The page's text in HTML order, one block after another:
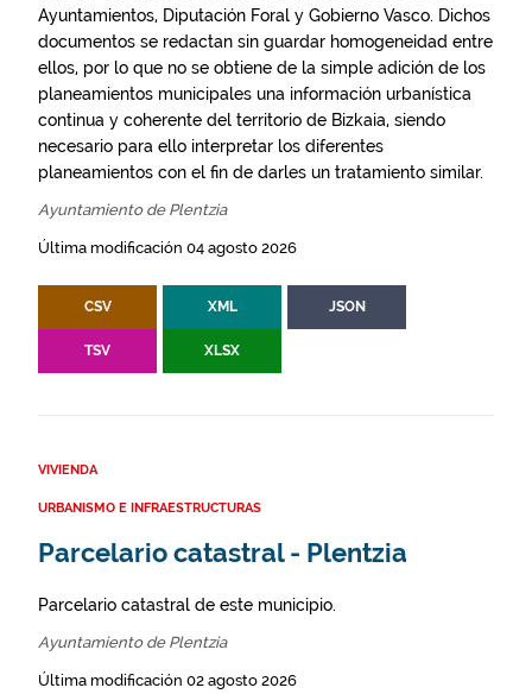
Ayuntamientos, Diputación Foral y Gobierno Vasco. Dichos
documentos se redactan sin guardar homogeneidad entre
ellos, por lo que no se obtiene de la simple adición de los
planeamientos municipales una información urbanística
continua y coherente del territorio de Bizkaia, siendo
necesario para ello interpretar los diferentes
planeamientos con el fin de darles un tratamiento similar.
Ayuntamiento de Plentzia
Última modificación 04 agosto 2026
CSV XML JSON
TSV XLSX
VIVIENDA
URBANISMO E INFRAESTRUCTURAS
Parcelario catastral - Plentzia
Parcelario catastral de este municipio.
Ayuntamiento de Plentzia
Última modificación 02 agosto 2026